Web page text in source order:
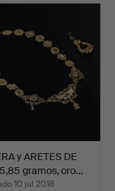
y ARETES DE
gramos, oro…
10 jul 2018